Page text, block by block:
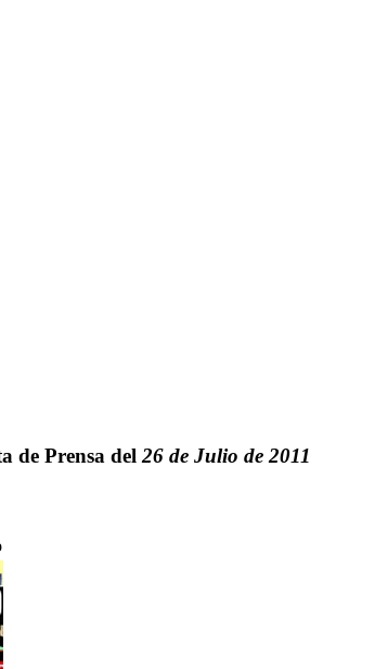
de Prensa del 26 de Julio de 2011